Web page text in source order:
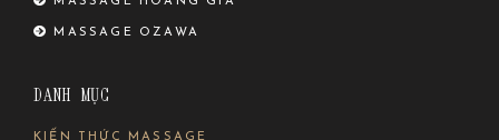
MASSAGE OZAWA
DANH MỤC
KIẾN THỨC MASSAGE